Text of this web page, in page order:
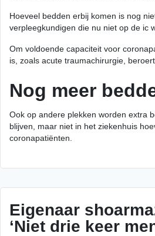
Hoeveel bedden erbij komen is nog
verpleegkundigen die nu niet op de ic
Om voldoende capaciteit voor
is, zoals acute traumachirurgie,
Nog meer
Ook op andere plekken worden extra
blijven, maar niet in het ziekenhuis
coronapatiënten.
Eigenaar
‘Niet drie keer